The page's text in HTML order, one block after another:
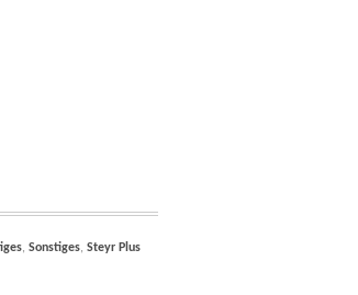
und Steyr 942 948 U522100009 quantity
, Sonstiges, Steyr Plus